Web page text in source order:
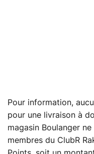
Pour information,
pour une livraison à
magasin Boulanger
membres du ClubR